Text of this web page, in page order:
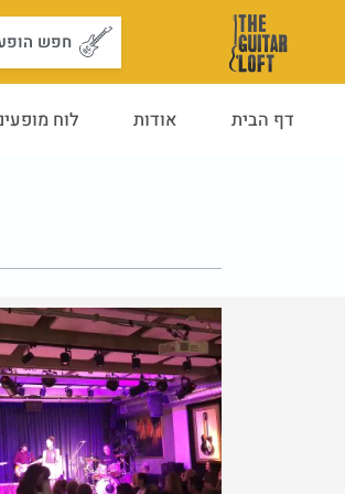
Search
דף הבית אודות לוח